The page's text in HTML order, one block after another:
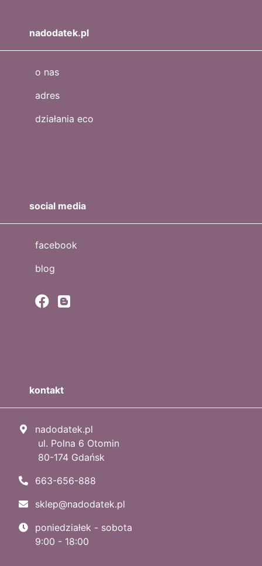
nadodatek.pl
o nas
adres
działania eco
social media
facebook
blog
kontakt
nadodatek.pl
ul. Polna 6 Otomin
80-174 Gdańsk
663-656-888
sklep@nadodatek.pl
poniedziałek - sobota
9:00 - 18:00